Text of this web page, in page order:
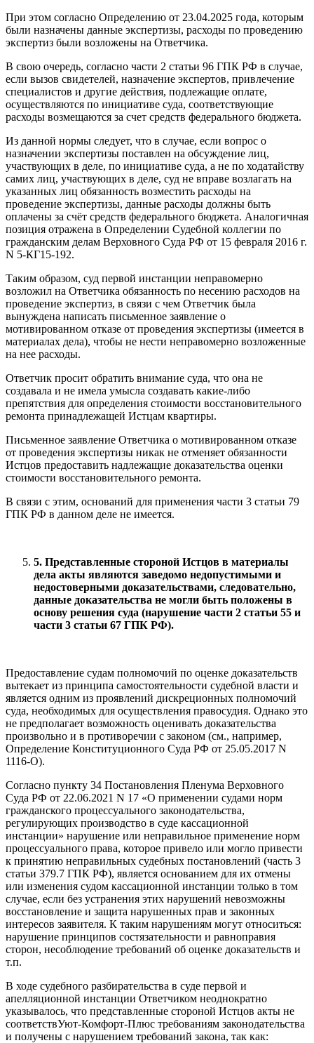
При этом согласно Определению от 23.04.2025 года, которым
были назначены данные экспертизы, расходы по проведению
экспертиз были возложены на Ответчика.
В свою очередь, согласно части 2 статьи 96 ГПК РФ в случае,
если вызов свидетелей, назначение экспертов, привлечение
специалистов и другие действия, подлежащие оплате,
осуществляются по инициативе суда, соответствующие
расходы возмещаются за счет средств федерального бюджета.
Из данной нормы следует, что в случае, если вопрос о
назначении экспертизы поставлен на обсуждение лиц,
участвующих в деле, по инициативе суда, а не по ходатайству
самих лиц, участвующих в деле, суд не вправе возлагать на
указанных лиц обязанность возместить расходы на
проведение экспертизы, данные расходы должны быть
оплачены за счёт средств федерального бюджета. Аналогичная
позиция отражена в Определении Судебной коллегии по
гражданским делам Верховного Суда РФ от 15 февраля 2016 г.
N 5-КГ15-192.
Таким образом, суд первой инстанции неправомерно
возложил на Ответчика обязанность по несению расходов на
проведение экспертиз, в связи с чем Ответчик была
вынуждена написать письменное заявление о
мотивированном отказе от проведения экспертизы (имеется в
материалах дела), чтобы не нести неправомерно возложенные
на нее расходы.
Ответчик просит обратить внимание суда, что она не
создавала и не имела умысла создавать какие-либо
препятствия для определения стоимости восстановительного
ремонта принадлежащей Истцам квартиры.
Письменное заявление Ответчика о мотивированном отказе
от проведения экспертизы никак не отменяет обязанности
Истцов предоставить надлежащие доказательства оценки
стоимости восстановительного ремонта.
В связи с этим, оснований для применения части 3 статьи 79
ГПК РФ в данном деле не имеется.
5. Представленные стороной Истцов в материалы
дела акты являются заведомо недопустимыми и
недостоверными доказательствами, следовательно,
данные доказательства не могли быть положены в
основу решения суда (нарушение части 2 статьи 55 и
части 3 статьи 67 ГПК РФ).
Предоставление судам полномочий по оценке доказательств
вытекает из принципа самостоятельности судебной власти и
является одним из проявлений дискреционных полномочий
суда, необходимых для осуществления правосудия. Однако это
не предполагает возможность оценивать доказательства
произвольно и в противоречии с законом (см., например,
Определение Конституционного Суда РФ от 25.05.2017 N
1116-О).
Согласно пункту 34 Постановления Пленума Верховного
Суда РФ от 22.06.2021 N 17 «О применении судами норм
гражданского процессуального законодательства,
регулирующих производство в суде кассационной
инстанции» нарушение или неправильное применение норм
процессуального права, которое привело или могло привести
к принятию неправильных судебных постановлений (часть 3
статьи 379.7 ГПК РФ), является основанием для их отмены
или изменения судом кассационной инстанции только в том
случае, если без устранения этих нарушений невозможны
восстановление и защита нарушенных прав и законных
интересов заявителя. К таким нарушениям могут относиться:
нарушение принципов состязательности и равноправия
сторон, несоблюдение требований об оценке доказательств и
т.п.
В ходе судебного разбирательства в суде первой и
апелляционной инстанции Ответчиком неоднократно
указывалось, что представленные стороной Истцов акты не
соответствУют-Комфорт-Плюс требованиям законодательства
и получены с нарушением требований закона, так как: